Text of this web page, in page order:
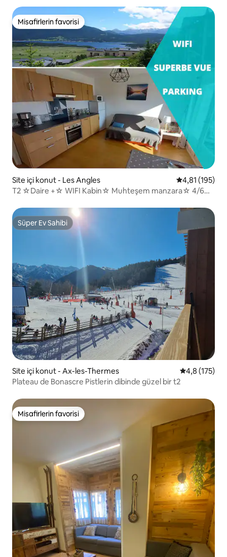
Misafirlerin favorisi
Misafirlerin favorisi
Site içi konut - Les Angles 5 üzerinden
4,81 (195)
T2 ☆Daire +☆ WIFI Kabin☆ Muhteşem manzara☆ 4/6
Süper Ev Sahibi
Süper Ev Sahibi
Site içi konut - Ax-les-Thermes 5 üzerinden
4,8 (175)
Plateau de Bonascre Pistlerin dibinde güzel bir t2
Misafirlerin favorisi
Misafirlerin favorisi